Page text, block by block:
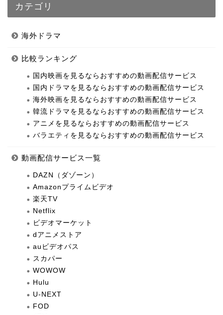
カテゴリ
海外ドラマ
比較ランキング
国内映画を見るならおすすめの動画配信サービス
国内ドラマを見るならおすすめの動画配信サービス
海外映画を見るならおすすめの動画配信サービス
韓流ドラマを見るならおすすめの動画配信サービス
アニメを見るならおすすめの動画配信サービス
バラエティを見るならおすすめの動画配信サービス
動画配信サービス一覧
DAZN（ダゾーン）
Amazonプライムビデオ
楽天TV
Netflix
ビデオマーケット
dアニメストア
auビデオパス
スカパー
WOWOW
Hulu
U-NEXT
FOD